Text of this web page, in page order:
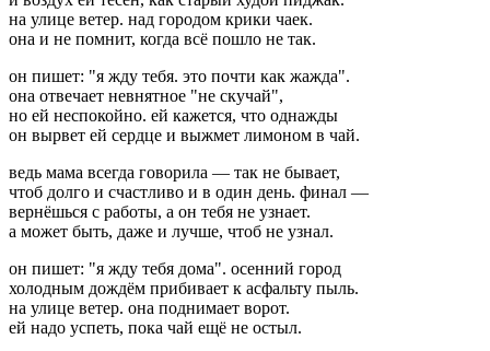
на улице ветер. над городом крики чаек.
она и не помнит, когда всё пошло не так.
он пишет: "я жду тебя. это почти как жажда".
она отвечает невнятное "не скучай",
но ей неспокойно. ей кажется, что однажды
он вырвет ей сердце и выжмет лимоном в чай.
ведь мама всегда говорила — так не бывает,
чтоб долго и счастливо и в один день. финал —
вернёшься с работы, а он тебя не узнает.
а может быть, даже и лучше, чтоб не узнал.
он пишет: "я жду тебя дома". осенний город
холодным дождём прибивает к асфальту пыль.
на улице ветер. она поднимает ворот.
ей надо успеть, пока чай ещё не остыл.